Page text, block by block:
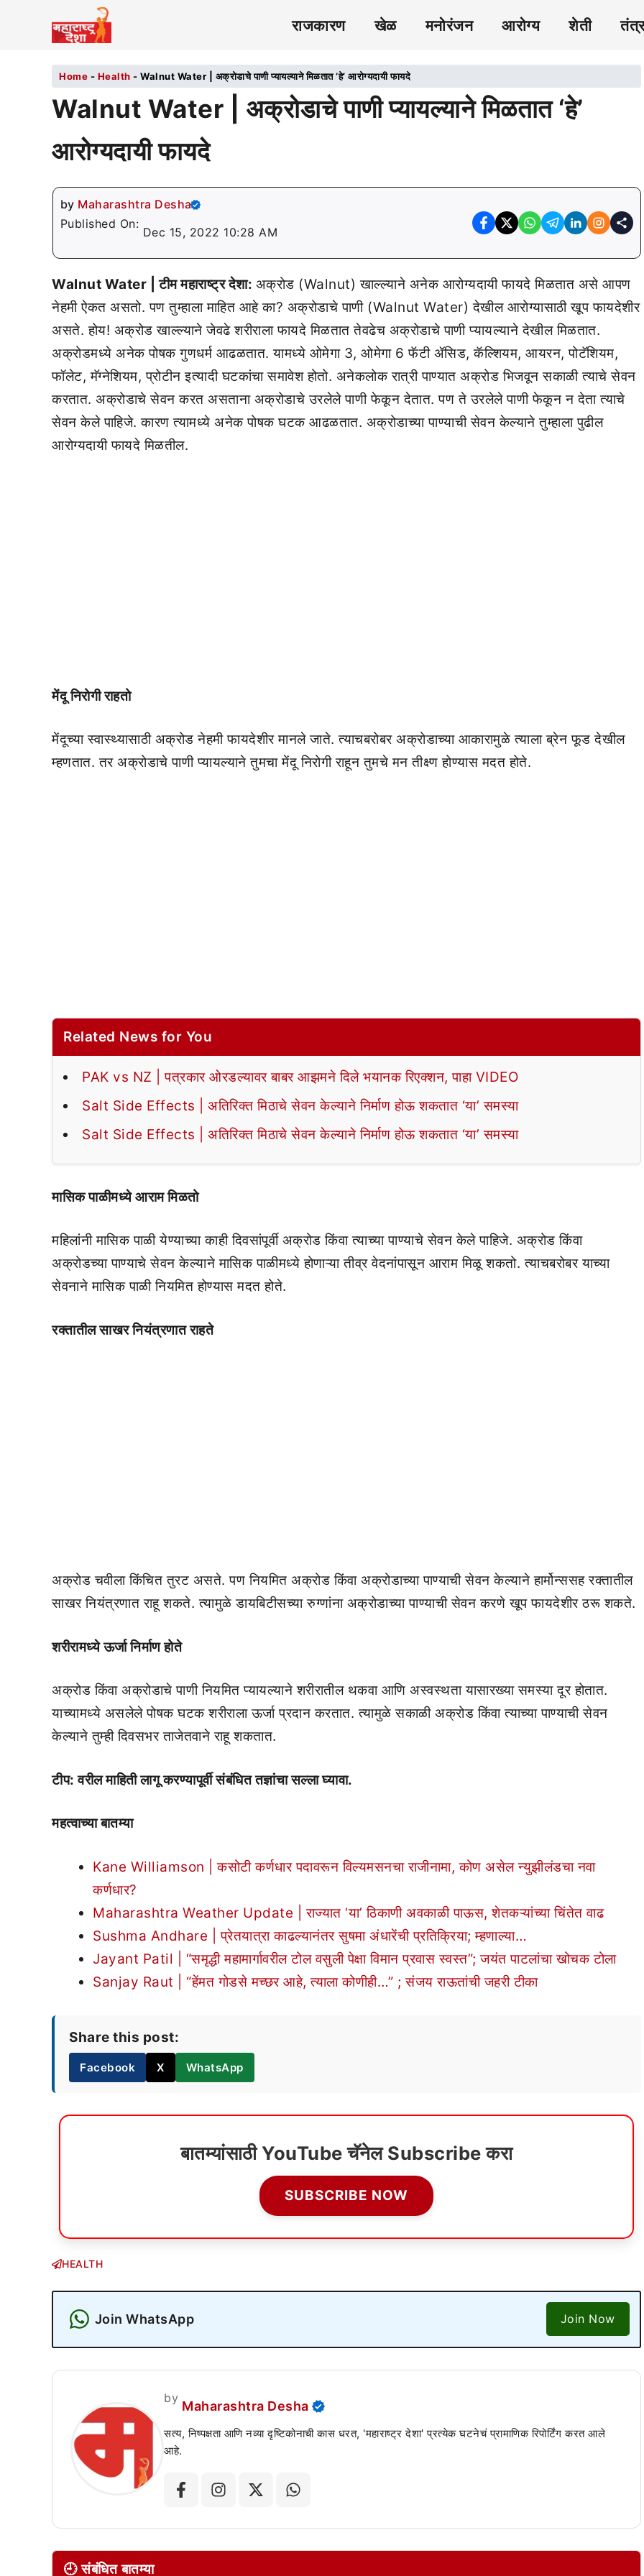
राजकारण खेळ मनोरंजन आरोग्य शेती
Home - Health - Walnut Water | अक्रोडाचे पाणी प्यायल्याने मिळतात ‘हे’ आरोग्यदायी फायदे
Walnut Water | अक्रोडाचे पाणी प्यायल्याने मिळतात ‘हे’
आरोग्यदायी फायदे
by Maharashtra Desha
Published On:
Dec 15, 2022 10:28 AM
Walnut Water | टीम महाराष्ट्र देशा: अक्रोड (Walnut) खाल्ल्याने अनेक आरोग्यदायी फायदे मिळतात असे आपण
नेहमी ऐकत असतो. पण तुम्हाला माहित आहे का? अक्रोडाचे पाणी (Walnut Water) देखील आरोग्यासाठी खूप फायदेशीर
असते. होय! अक्रोड खाल्ल्याने जेवढे शरीराला फायदे मिळतात तेवढेच अक्रोडाचे पाणी प्यायल्याने देखील मिळतात.
अक्रोडमध्ये अनेक पोषक गुणधर्म आढळतात. यामध्ये ओमेगा 3, ओमेगा 6 फॅटी ॲसिड, कॅल्शियम, आयरन, पोटॅशियम,
फॉलेट, मॅग्नेशियम, प्रोटीन इत्यादी घटकांचा समावेश होतो. अनेकलोक रात्री पाण्यात अक्रोड भिजवून सकाळी त्याचे सेवन
करतात. अक्रोडाचे सेवन करत असताना अक्रोडाचे उरलेले पाणी फेकून देतात. पण ते उरलेले पाणी फेकून न देता त्याचे
सेवन केले पाहिजे. कारण त्यामध्ये अनेक पोषक घटक आढळतात. अक्रोडाच्या पाण्याची सेवन केल्याने तुम्हाला पुढील
आरोग्यदायी फायदे मिळतील.
मेंदू निरोगी राहतो
मेंदूच्या स्वास्थ्यासाठी अक्रोड नेहमी फायदेशीर मानले जाते. त्याचबरोबर अक्रोडाच्या आकारामुळे त्याला ब्रेन फूड देखील
म्हणतात. तर अक्रोडाचे पाणी प्यायल्याने तुमचा मेंदू निरोगी राहून तुमचे मन तीक्ष्ण होण्यास मदत होते.
Related News for You
PAK vs NZ | पत्रकार ओरडल्यावर बाबर आझमने दिले भयानक रिएक्शन, पाहा VIDEO
Salt Side Effects | अतिरिक्त मिठाचे सेवन केल्याने निर्माण होऊ शकतात ‘या’ समस्या
Salt Side Effects | अतिरिक्त मिठाचे सेवन केल्याने निर्माण होऊ शकतात ‘या’ समस्या
मासिक पाळीमध्ये आराम मिळतो
महिलांनी मासिक पाळी येण्याच्या काही दिवसांपूर्वी अक्रोड किंवा त्याच्या पाण्याचे सेवन केले पाहिजे. अक्रोड किंवा
अक्रोडच्या पाण्याचे सेवन केल्याने मासिक पाळीमध्ये होणाऱ्या तीव्र वेदनांपासून आराम मिळू शकतो. त्याचबरोबर याच्या
सेवनाने मासिक पाळी नियमित होण्यास मदत होते.
रक्तातील साखर नियंत्रणात राहते
अक्रोड चवीला किंचित तुरट असते. पण नियमित अक्रोड किंवा अक्रोडाच्या पाण्याची सेवन केल्याने हार्मोन्ससह रक्तातील
साखर नियंत्रणात राहू शकते. त्यामुळे डायबिटीसच्या रुग्णांना अक्रोडाच्या पाण्याची सेवन करणे खूप फायदेशीर ठरू शकते.
शरीरामध्ये ऊर्जा निर्माण होते
अक्रोड किंवा अक्रोडाचे पाणी नियमित प्यायल्याने शरीरातील थकवा आणि अस्वस्थता यासारख्या समस्या दूर होतात.
याच्यामध्ये असलेले पोषक घटक शरीराला ऊर्जा प्रदान करतात. त्यामुळे सकाळी अक्रोड किंवा त्याच्या पाण्याची सेवन
केल्याने तुम्ही दिवसभर ताजेतवाने राहू शकतात.
टीप: वरील माहिती लागू करण्यापूर्वी संबंधित तज्ञांचा सल्ला घ्यावा.
महत्वाच्या बातम्या
Kane Williamson | कसोटी कर्णधार पदावरून विल्यमसनचा राजीनामा, कोण असेल न्युझीलंडचा नवा
कर्णधार?
Maharashtra Weather Update | राज्यात ‘या’ ठिकाणी अवकाळी पाऊस, शेतकऱ्यांच्या चिंतेत वाढ
Sushma Andhare | प्रेतयात्रा काढल्यानंतर सुषमा अंधारेंची प्रतिक्रिया; म्हणाल्या…
Jayant Patil | “समृद्धी महामार्गावरील टोल वसुली पेक्षा विमान प्रवास स्वस्त”; जयंत पाटलांचा खोचक टोला
Sanjay Raut | “हेंमत गोडसे मच्छर आहे, त्याला कोणीही…” ; संजय राऊतांची जहरी टीका
Share this post:
Facebook X WhatsApp
बातम्यांसाठी YouTube चॅनेल Subscribe करा
SUBSCRIBE NOW
HEALTH
Join WhatsApp Join Now
by
Maharashtra Desha
सत्य, निष्पक्षता आणि नव्या दृष्टिकोनाची कास धरत, 'महाराष्ट्र देशा' प्रत्येक घटनेचं प्रामाणिक रिपोर्टिंग करत आले
आहे.
🕘 संबंधित बातम्या